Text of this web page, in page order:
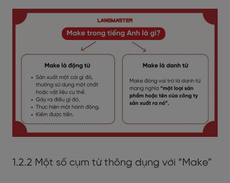
1.2.2 Một số cụm từ thông dụng với “Make”